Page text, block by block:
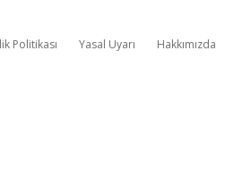
Politikası Yasal Uyarı Hakkımızda